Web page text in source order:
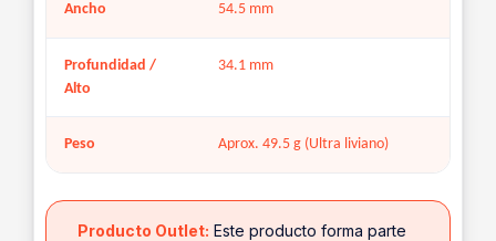
Ancho 54.5 mm
Profundidad /
Alto
34.1 mm
Peso Aprox. 49.5 g (Ultra liviano)
Producto Outlet: Este producto forma parte